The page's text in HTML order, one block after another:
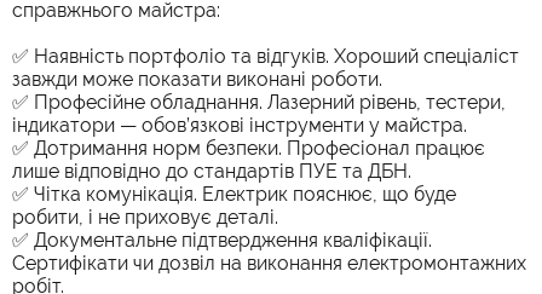
справжнього майстра:
✅ Наявність портфоліо та відгуків. Хороший спеціаліст
завжди може показати виконані роботи.
✅ Професійне обладнання. Лазерний рівень, тестери,
індикатори — обов’язкові інструменти у майстра.
✅ Дотримання норм безпеки. Професіонал працює
лише відповідно до стандартів ПУЕ та ДБН.
✅ Чітка комунікація. Електрик пояснює, що буде
робити, і не приховує деталі.
✅ Документальне підтвердження кваліфікації.
Сертифікати чи дозвіл на виконання електромонтажних
робіт.